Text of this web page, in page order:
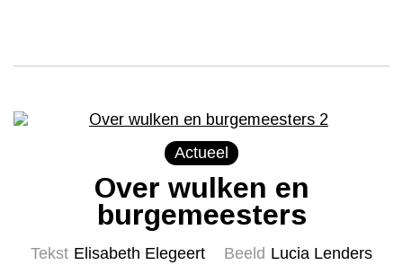
Actueel
Over wulken en
burgemeesters
Tekst Elisabeth Elegeert Beeld Lucia Lenders